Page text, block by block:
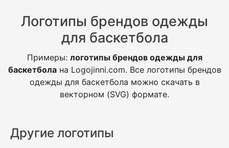
Логотипы брендов одежды
для баскетбола
Примеры: логотипы брендов одежды для
баскетболана Logojinni.com. Все логотипы брендов
одежды для баскетбола можно скачать в
векторном (SVG) формате.
Другие логотипы